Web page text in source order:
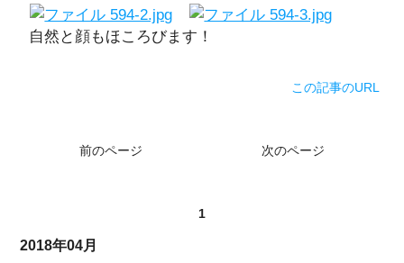
自然と顔もほころびます！
この記事のURL
前のページ 次のページ
1
2018年04月